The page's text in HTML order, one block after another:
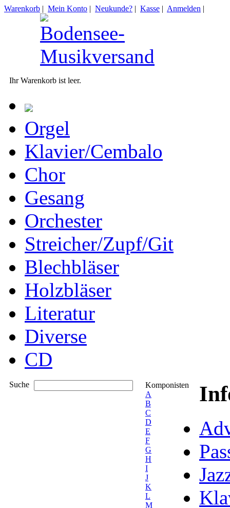
Warenkorb | Mein Konto | Neukunde? | Kasse | Anmelden |
Ihr Warenkorb ist leer.
Orgel
Klavier/Cembalo
Chor
Gesang
Orchester
Streicher/Zupf/Git
Blechbläser
Holzbläser
Literatur
Diverse
CD
Suche
Komponisten
A
B
C
D
E
F
G
H
I
J
K
L
M